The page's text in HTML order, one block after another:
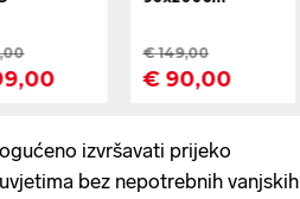
izvršavati prijeko
bez nepotrebnih vanjskih